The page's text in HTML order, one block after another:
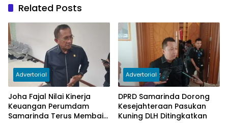
Related Posts
Advertorial
Joha Fajal Nilai Kinerja
Keuangan Perumdam
Samarinda Terus Membaik,
Advertorial
DPRD Samarinda Dorong
Kesejahteraan Pasukan
Kuning DLH Ditingkatkan